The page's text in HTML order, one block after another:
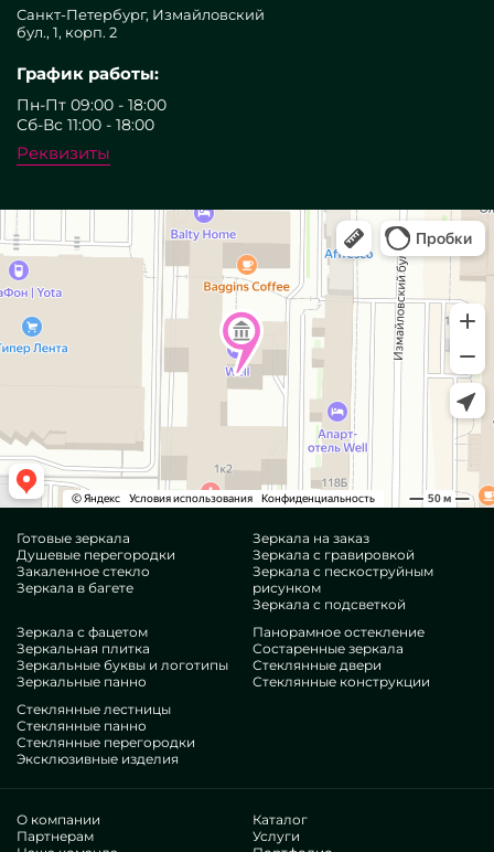
Санкт-Петербург, Измайловский
бул., 1, корп. 2
График работы:
Пн-Пт 09:00 - 18:00
Сб-Вс 11:00 - 18:00
Реквизиты
Готовые зеркала
Душевые перегородки
Закаленное стекло
Зеркала в багете
Зеркала на заказ
Зеркала с гравировкой
Зеркала с пескоструйным
рисунком
Зеркала с подсветкой
Зеркала с фацетом
Зеркальная плитка
Зеркальные буквы и логотипы
Зеркальные панно
Панорамное остекление
Состаренные зеркала
Стеклянные двери
Стеклянные конструкции
Стеклянные лестницы
Стеклянные панно
Стеклянные перегородки
Эксклюзивные изделия
О компании
Партнерам
Каталог
Услуги